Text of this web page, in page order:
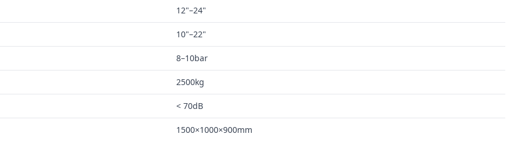
12"–24"
10"–22"
8–10bar
2500kg
< 70dB
1500×1000×900mm